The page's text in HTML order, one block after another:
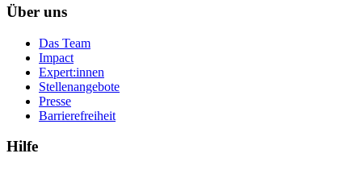
Über uns
Das Team
Impact
Expert:innen
Stellenangebote
Presse
Barrierefreiheit
Hilfe